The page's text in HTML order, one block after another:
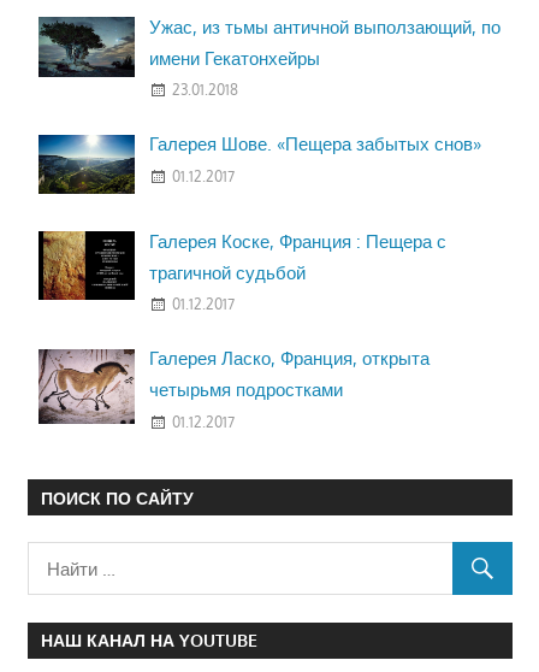
Ужас, из тьмы античной выползающий, по
имени Гекатонхейры
23.01.2018
Галерея Шове. «Пещера забытых снов»
01.12.2017
Галерея Коске, Франция : Пещера с
трагичной судьбой
01.12.2017
Галерея Ласко, Франция, открыта
четырьмя подростками
01.12.2017
ПОИСК ПО САЙТУ
НАШ КАНАЛ НА YOUTUBE